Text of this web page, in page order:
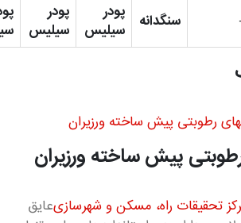
سنگدانه
پودر
سیلیس
پودر
سیلیس
رطوبتی پیش ساخته ورزیران
پیش ساخته ورزیران
عایق